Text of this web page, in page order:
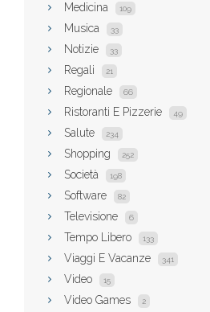
Medicina 109
Musica 33
Notizie 33
Regali 21
Regionale 66
Ristoranti E Pizzerie 49
Salute 234
Shopping 252
Società 198
Software 82
Televisione 6
Tempo Libero 133
Viaggi E Vacanze 341
Video 15
Video Games 2